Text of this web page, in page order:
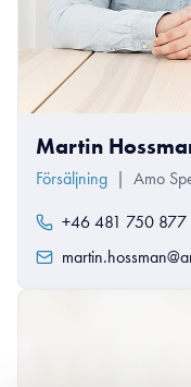
Martin
Försäljning | Amo
+46 481 750 877